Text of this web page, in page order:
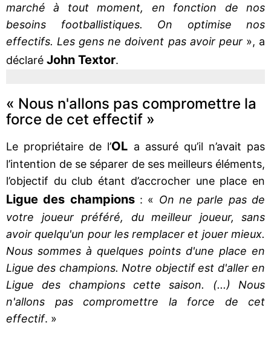
marché à tout moment, en fonction de nos
besoins footballistiques. On optimise nos
effectifs. Les gens ne doivent pas avoir peur», a
déclaré John Textor.
« Nous n'allons pas compromettre la
force de cet effectif »
Le propriétaire de l’OL a assuré qu’il n’avait pas
l’intention de se séparer de ses meilleurs éléments,
l’objectif du club étant d’accrocher une place en
Ligue des champions: « On ne parle pas de
votre joueur préféré, du meilleur joueur, sans
avoir quelqu'un pour les remplacer et jouer mieux.
Nous sommes à quelques points d'une place en
Ligue des champions. Notre objectif est d'aller en
Ligue des champions cette saison. (...) Nous
n'allons pas compromettre la force de cet
effectif. »